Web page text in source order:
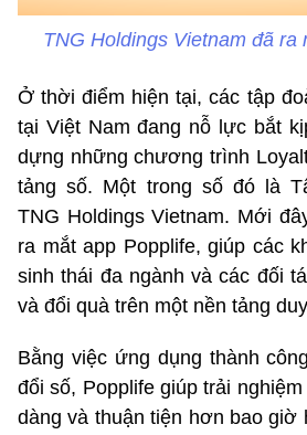
TNG Holdings Vietnam đã ra
Ở thời điểm hiện tại, các tập
tại Việt Nam đang nỗ lực bắt
dựng những chương trình
tảng số. Một trong số đó là
TNG Holdings Vietnam. Mới
ra mắt app Popplife, giúp các
sinh thái đa ngành và các đối
và đổi quà trên một nền tảng
Bằng việc ứng dụng thành
đổi số, Popplife giúp trải
dàng và thuận tiện hơn bao giờ